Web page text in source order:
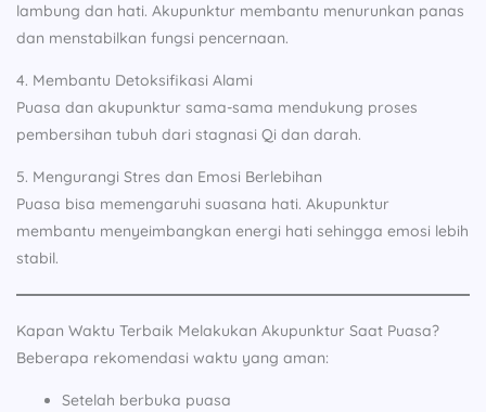
lambung dan hati. Akupunktur membantu menurunkan panas
dan menstabilkan fungsi pencernaan.
4. Membantu Detoksifikasi Alami
Puasa dan akupunktur sama-sama mendukung proses
pembersihan tubuh dari stagnasi Qi dan darah.
5. Mengurangi Stres dan Emosi Berlebihan
Puasa bisa memengaruhi suasana hati. Akupunktur
membantu menyeimbangkan energi hati sehingga emosi lebih
stabil.
Kapan Waktu Terbaik Melakukan Akupunktur Saat Puasa?
Beberapa rekomendasi waktu yang aman:
Setelah berbuka puasa